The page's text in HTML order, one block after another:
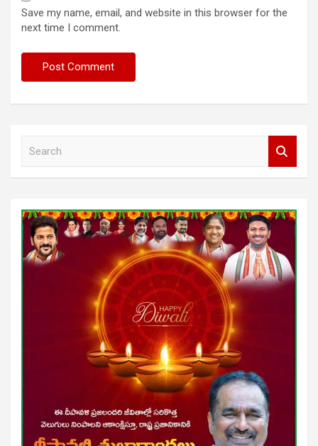
Save my name, email, and website in this browser for the
next time I comment.
h